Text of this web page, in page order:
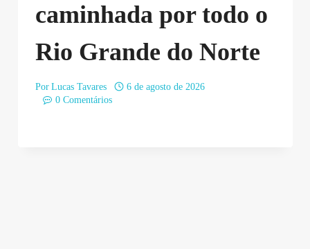
caminhada por todo o
Rio Grande do Norte
Por Lucas Tavares
6 de agosto de 2026
0 Comentários